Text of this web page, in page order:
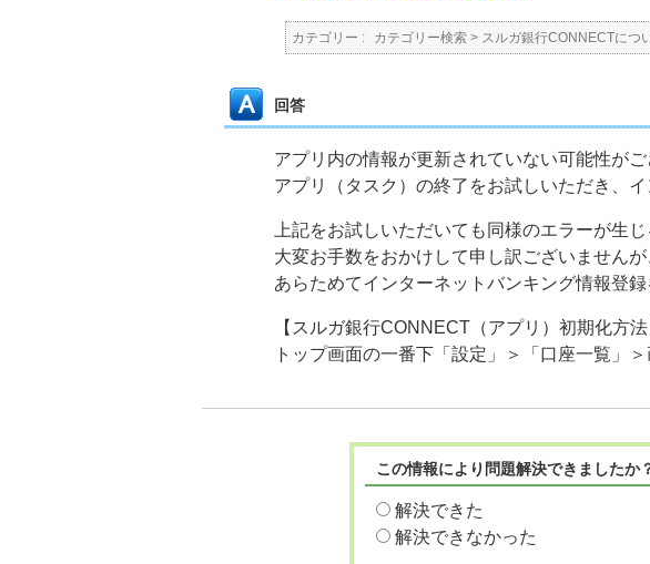
カテゴリー : カテゴリー検索 > スルガ銀行CONNECTにつ
回答
アプリ内の情報が更新されていない可能性がご
アプリ（タスク）の終了をお試しいただき、
上記をお試しいただいても同様のエラーが生じ
大変お手数をおかけして申し訳ございません
あらためてインターネットバンキング情報登録
【スルガ銀行CONNECT（アプリ）初期化方法
トップ画面の一番下「設定」＞「口座一覧」
この情報により問題解決できましたか
解決できた
解決できなかった